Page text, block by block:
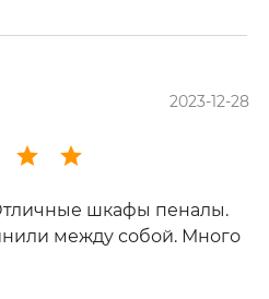
2023-12-28
шкафы пеналы.
между собой. Много